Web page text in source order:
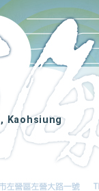
Kaohsiung